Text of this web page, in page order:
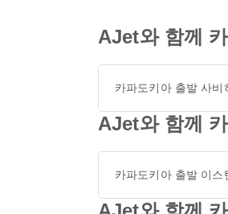
AJet와 함께
카파도키아 출발 사
AJet와 함께
카파도키아 출발 이스